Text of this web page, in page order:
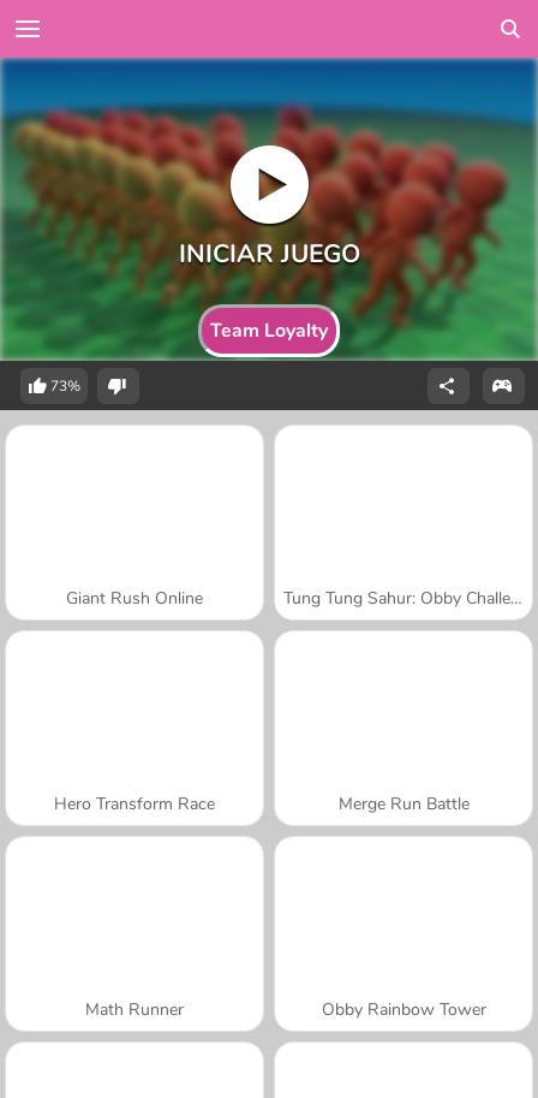
Team Loyalty
73%
Giant Rush Online Tung Tung Sahur: Obby Challenge
Hero Transform Race Merge Run Battle
Math Runner Obby Rainbow Tower